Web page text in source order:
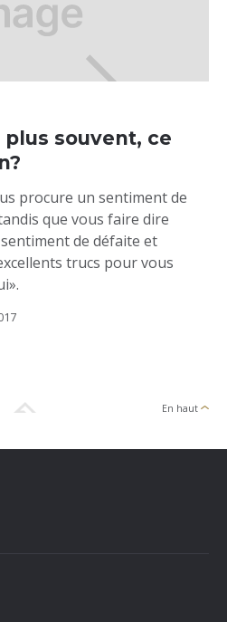
souvent, ce
procure un sentiment de
que vous faire dire
de défaite et
trucs pour vous
En haut